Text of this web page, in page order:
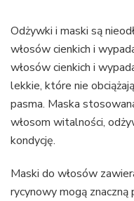
Odżywki i maski są
włosów cienkich i
włosów cienkich i
lekkie, które nie
pasma. Maska
włosom witalności,
kondycję.
Maski do włosów
rycynowy mogą